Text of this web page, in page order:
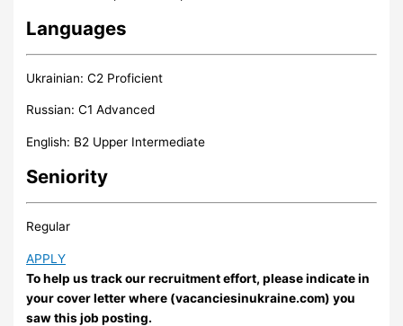
Languages
Ukrainian: C2 Proficient
Russian: C1 Advanced
English: B2 Upper Intermediate
Seniority
Regular
APPLY
To help us track our recruitment effort, please indicate in
your cover letter where (vacanciesinukraine.com) you
saw this job posting.